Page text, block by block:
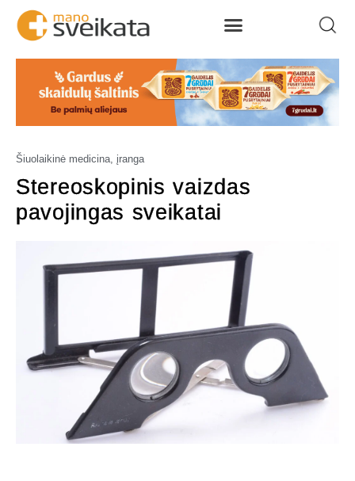
Šiuolaikinė medicina, įranga
Stereoskopinis vaizdas
pavojingas sveikatai